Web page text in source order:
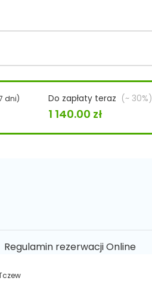
dni) Do zapłaty teraz (~ 30%)
1 140.00 zł
Regulamin rezerwacji Online